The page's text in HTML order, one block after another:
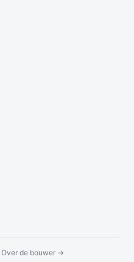
Over de bouwer →